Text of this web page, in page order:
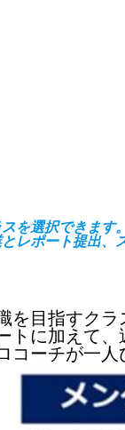
を選択できます。
レポート提出、
目指すクラ
に加えて
ーチが一